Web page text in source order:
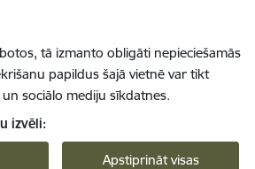
tā izmanto obligāti nepieciešamās
papildus šajā vietnē var tikt
sociālo mediju sīkdatnes.
izvēli:
Apstiprināt visas